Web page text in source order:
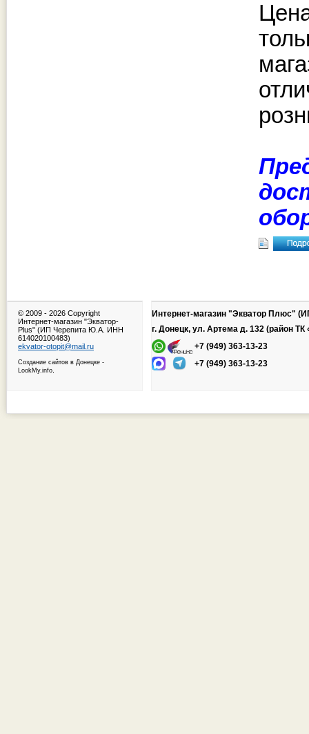
© 2009 - 2026 Copyright
Интернет-магазин "Экватор-
Plus" (ИП Черепита Ю.А. ИНН
614020100483)
ekvator-otopit@mail.ru
Создание сайтов в Донецке -
LookMy.info
Интернет-магазин "Экватор Плюс"
г. Донецк, ул. Артема д. 132 (район ТК
+7 (949) 363-13-23
+7 (949) 363-13-23